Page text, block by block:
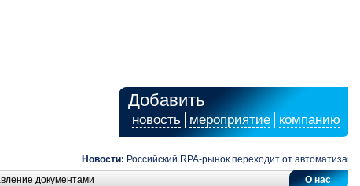
Добавить
новость мероприятие компанию
Новости: Российский RPA-рынок переходит от автоматизации
О нас
документами